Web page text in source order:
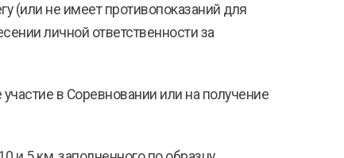
(или не имеет противопоказаний для
личной ответственности за
в Соревновании или на получение